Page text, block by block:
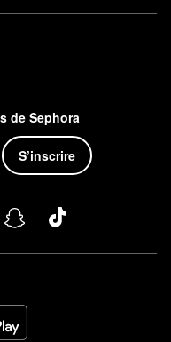
de Sephora
S’inscrire